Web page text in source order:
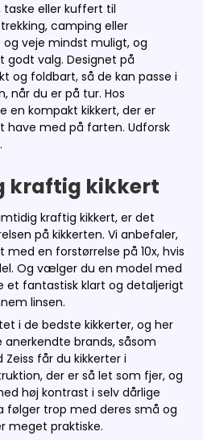
eller kuffert til
camping eller
veje mindst muligt, og
godt valg. Designet på
og foldbart, så de kan passe i
når du er på tur. Hos
en kompakt kikkert, der er
have med på farten. Udforsk
kraftig kikkert
kraftig kikkert, er det
på kikkerten. Vi anbefaler,
en forstørrelse på 10x, hvis
Og vælger du en model med
et fantastisk klart og detaljerigt
linsen.
i de bedste kikkerter, og her
brands, såsom
Zeiss får du kikkerter i
der er så let som fjer, og
høj kontrast i selv dårlige
følger trop med deres små og
meget praktiske.